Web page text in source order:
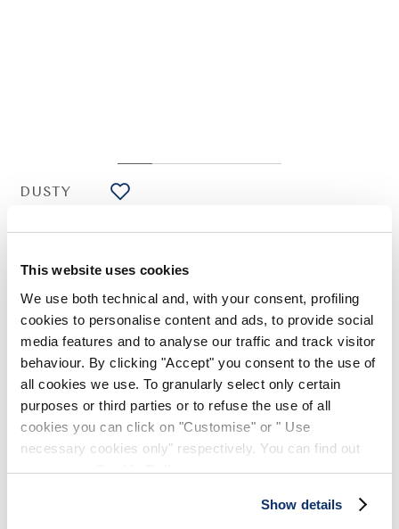
This website uses cookies
We use both technical and, with your consent, profiling
cookies to personalise content and ads, to provide social
media features and to analyse our traffic and track visitor
behaviour. By clicking "Accept" you consent to the use of
all cookies we use. To granularly select only certain
purposes or third parties or to refuse the use of all
cookies you can click on "Customise" or " Use
necessary cookies only" respectively. You can find out
more in ourCookie Policy.
Show details
DUSTY
Chemise en viscose blanche avec applications florales
(Droits de douane compris)
Ornée d'une application florale à découpe vive sur le col, la
chemise Dusty présente un design épuré et structuré, avec une
coupe légèrement ample. Dans la nuance blanche
intemporelle, elle complète élégamment les ensembles de jour
Manches longues avec poignets à boutons. Légèrement plus